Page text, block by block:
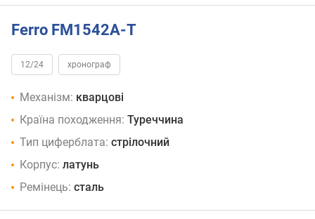
Ferro FM1542A-T
12/24 хронограф
Механізм: кварцові
Країна походження: Туреччина
Тип циферблата: стрілочний
Корпус: латунь
Ремінець: сталь